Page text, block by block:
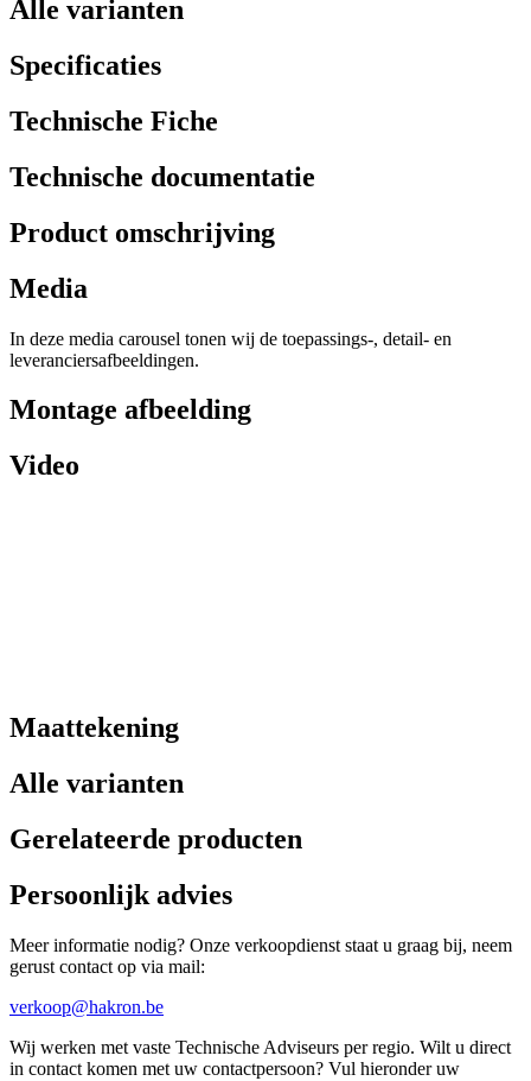
Alle varianten
Specificaties
Technische Fiche
Technische documentatie
Product omschrijving
Media
In deze media carousel tonen wij de toepassings-, detail- en
leveranciersafbeeldingen.
Montage afbeelding
Video
Maattekening
Alle varianten
Gerelateerde producten
Persoonlijk advies
Meer informatie nodig? Onze verkoopdienst staat u graag bij, neem
gerust contact op via mail:
verkoop@hakron.be
Wij werken met vaste Technische Adviseurs per regio. Wilt u direct
in contact komen met uw contactpersoon? Vul hieronder uw